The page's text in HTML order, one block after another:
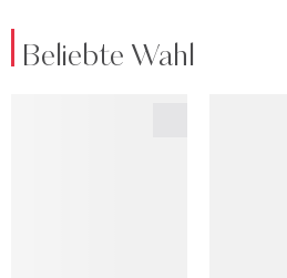
Beliebte Wahl